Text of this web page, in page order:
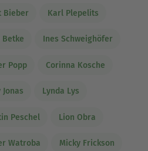
Bieber Karl Plepelits
Betke Ines Schweighöfer
Popp Corinna Kosche
Lynda Lys
Peschel Lion Obra
Watroba Micky Frickson